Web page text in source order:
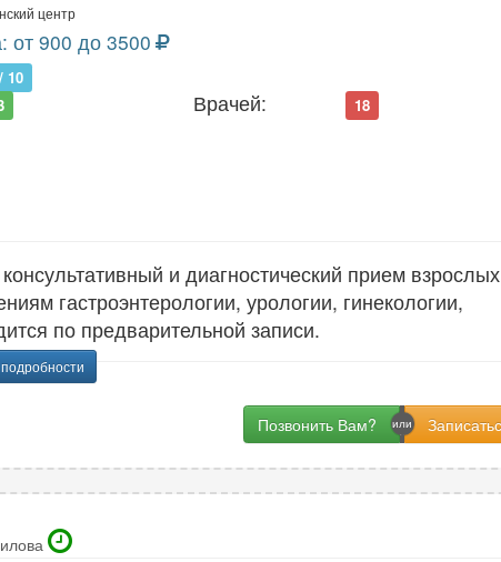
центр
от 900 до 3500
10
Врачей: 18
и диагностический прием взрослых
гастроэнтерологии, урологии, гинекологии,
по предварительной записи.
Позвонить Вам?